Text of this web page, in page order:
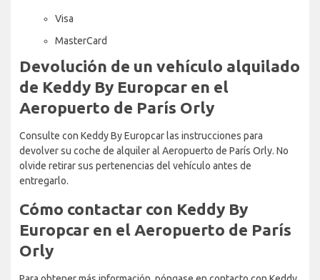
Visa
MasterCard
Devolución de un vehículo alquilado
de Keddy By Europcar en el
Aeropuerto de París Orly
Consulte con Keddy By Europcar las instrucciones para
devolver su coche de alquiler al Aeropuerto de París Orly. No
olvide retirar sus pertenencias del vehículo antes de
entregarlo.
Cómo contactar con Keddy By
Europcar en el Aeropuerto de París
Orly